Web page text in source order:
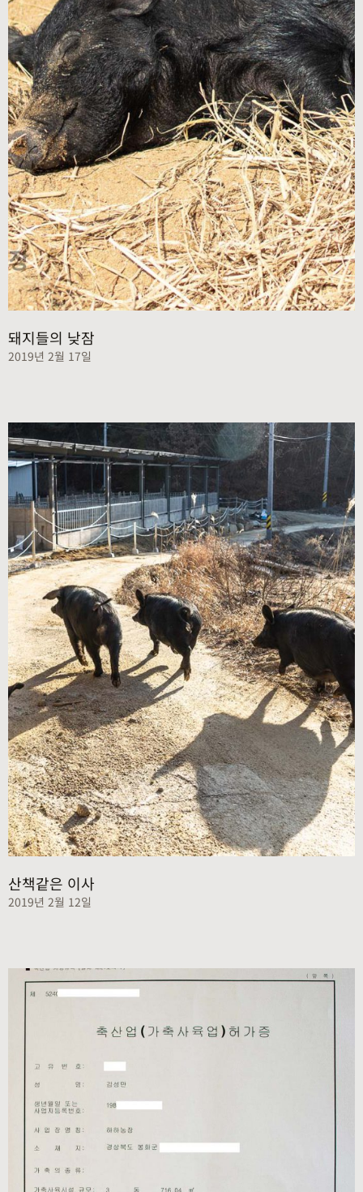
돼지들의 낮잠
2019년 2월 17일
산책같은 이사
2019년 2월 12일